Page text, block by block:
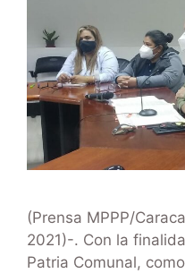
(Prensa MPPP/
2021)-. Con la
Patria Comunal,